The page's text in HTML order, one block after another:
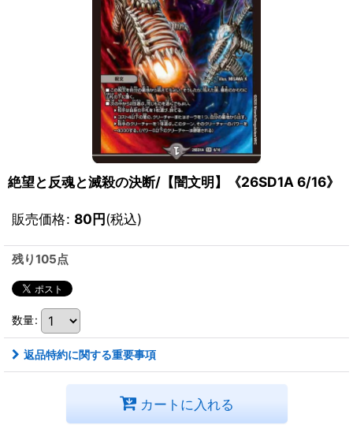
絶望と反魂と滅殺の決断/【闇文明】《26SD1A 6/16》
販売価格: 80円(税込)
残り105点
数量:
返品特約に関する重要事項
カートに入れる